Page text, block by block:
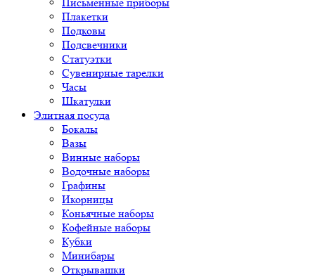
Плакетки
Подковы
Подсвечники
Статуэтки
Сувенирные тарелки
Часы
Шкатулки
Элитная посуда
Бокалы
Вазы
Винные наборы
Водочные наборы
Графины
Икорницы
Коньячные наборы
Кофейные наборы
Кубки
Минибары
Открывашки